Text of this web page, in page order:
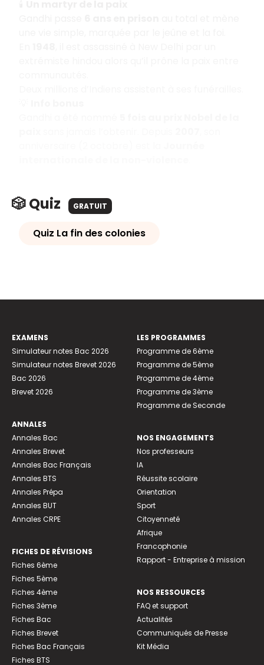
🎲 Quiz GRATUIT
Quiz La fin des colonies
EXAMENS
Simulateur notes Bac 2026
Simulateur notes Brevet 2026
Bac 2026
Brevet 2026
ANNALES
Annales Bac
Annales Brevet
Annales Bac Français
Annales BTS
Annales Prépa
Annales BUT
Annales CRPE
FICHES DE RÉVISIONS
Fiches 6ème
Fiches 5ème
Fiches 4ème
Fiches 3ème
Fiches Bac
Fiches Brevet
Fiches Bac Français
Fiches BTS
LES PROGRAMMES
Programme de 6ème
Programme de 5ème
Programme de 4ème
Programme de 3ème
Programme de Seconde
NOS ENGAGEMENTS
Nos professeurs
IA
Réussite scolaire
Orientation
Sport
Citoyenneté
Afrique
Francophonie
Rapport - Entreprise à mission
NOS RESSOURCES
FAQ et support
Actualités
Communiqués de Presse
Kit Média